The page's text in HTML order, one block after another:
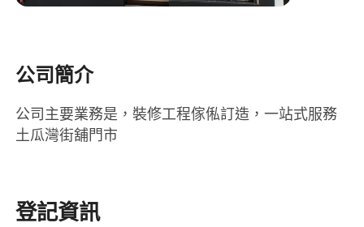
公司簡介
公司主要業務是，裝修工程傢俬訂造，一站式服務
土瓜灣街舖門市
登記資訊